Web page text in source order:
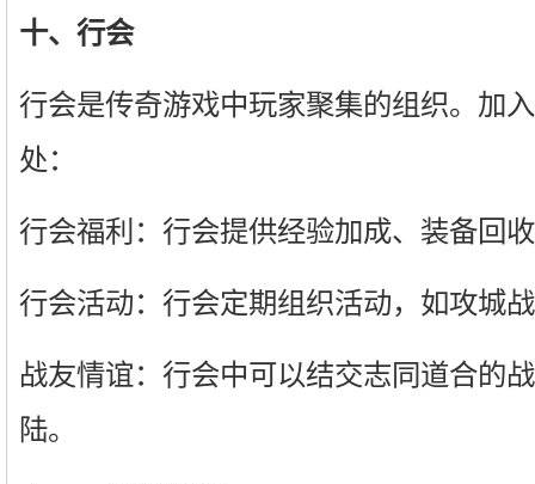
十、行会
行会是传奇游戏中玩家聚集的组织。加
处：
行会福利：行会提供经验加成、装备回
行会活动：行会定期组织活动，如攻城
战友情谊：行会中可以结交志同道合的
陆。